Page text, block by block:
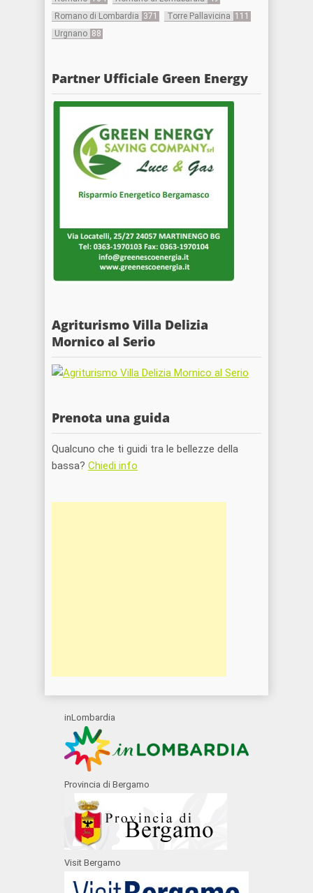
Romano di Lombardia 371 Torre Pallavicina 111
Urgnano 88
Partner Ufficiale Green Energy
Agriturismo Villa Delizia
Mornico al Serio
Prenota una guida
Qualcuno che ti guidi tra le bellezze della
bassa? Chiedi info
inLombardia
Provincia di Bergamo
Visit Bergamo